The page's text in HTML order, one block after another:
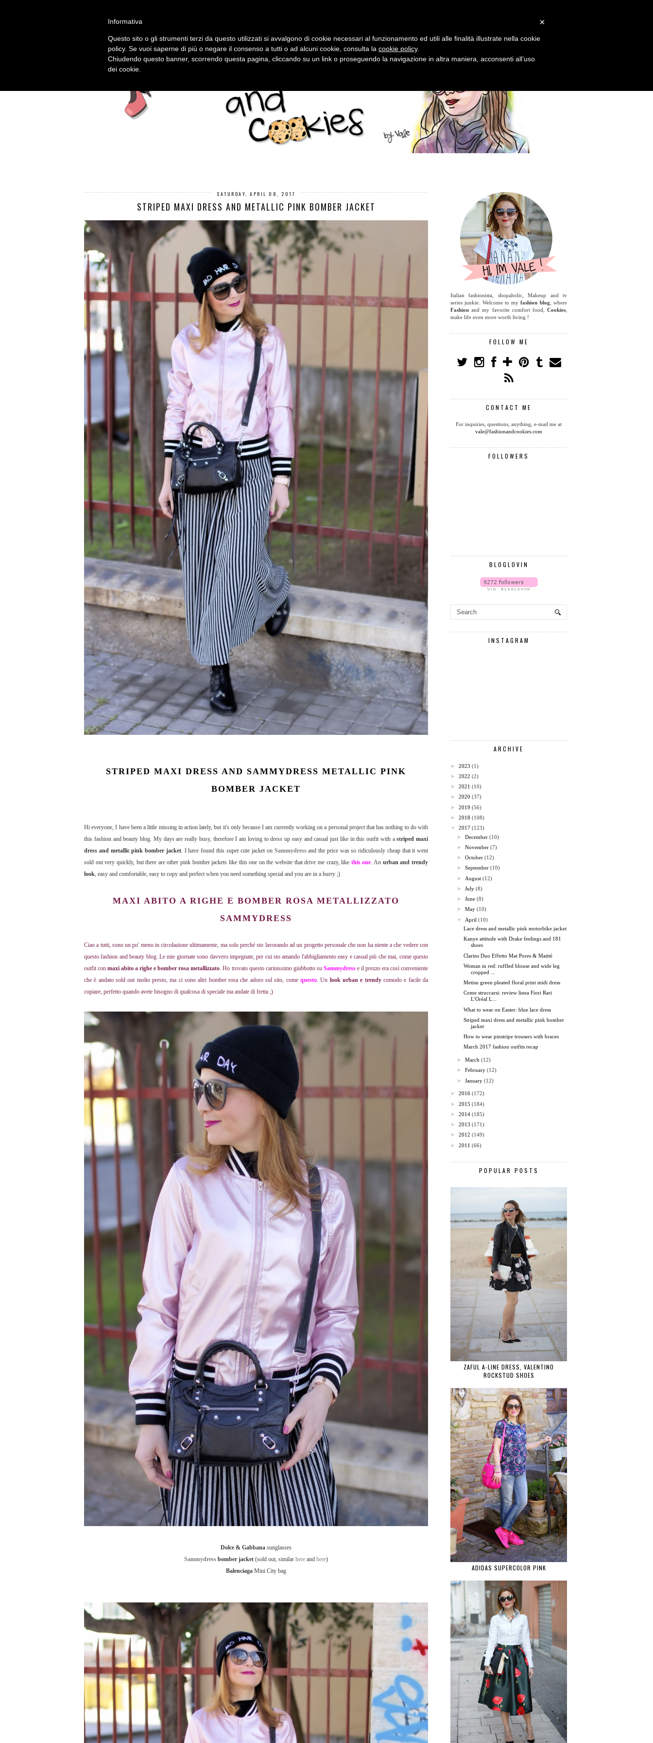
SATURDAY, APRIL 08, 2017
STRIPED MAXI DRESS AND METALLIC PINK BOMBER JACKET
STRIPED MAXI DRESS AND SAMMYDRESS METALLIC PINK
BOMBER JACKET
Hi everyone, I have been a little missing in action lately, but it's only because I am currently working on a personal project that has nothing to do with
this fashion and beauty blog. My days are really busy, therefore I am loving to dress up easy and casual just like in this outfit with astriped maxi
dress and metallic pink bomber jacket. I have found this super cute jacket on Sammydressand the price was so ridiculously cheap that it went
sold out very quickly, but there are other pink bomber jackets like this one on the website that drive me crazy, like this one. An urban and trendy
look, easy and comfortable, easy to copy and perfect when you need something special and you are in a hurry ;)
MAXI ABITO A RIGHE E BOMBER ROSA METALLIZZATO
SAMMYDRESS
Ciao a tutti, sono un po' meno in circolazione ultimamente, ma solo perché sto lavorando ad un progetto personale che non ha niente a che vedere con
questo fashion and beauty blog. Le mie giornate sono davvero impegnate, per cui sto amando l'abbigliamento easy e casual più che mai, come questo
outfit conmaxi abito a righe e bomber rosa metallizzato. Ho trovato questo carinissimo giubbotto su Sammydresse il prezzo era così conveniente
che è andato sold out molto presto, ma ci sono altri bomber rosa che adoro sul sito, come questo. Un look urban e trendycomodo e facile da
copiare, perfetto quando avete bisogno di qualcosa di speciale ma andate di fretta ;)
Dolce & Gabbana sunglasses
Sammydress bomber jacket (sold out, similar here and here)
Balenciaga Mini City bag
Italian fashionista, shopaholic, Makeup and tv
series junkie. Welcome to myfashion blog , where
Fashion and my favorite comfort food, Cookies
make life even more worth living !
FOLLOW ME
CONTACT ME
For inquiries, questions, anything, e-mail me at
vale@fashionandcookies.com
FOLLOWERS
BLOGLOVIN
INSTAGRAM
ARCHIVE
► 2023 (1)
► 2022 (2)
► 2021 (10)
► 2020 (37)
► 2019 (56)
► 2018 (108)
▼
2017 (123)
►December (10)
►November (7)
►October (12)
►September (10)
► August (12)
►July (8)
►June (8)
►May (10)
▼
April (10)
Lace dress and metallic pink motorbike jacket
Kanye attitude with Drake feelings and 181
shoes
Clarins Duo Effetto Mat Pores & Matité
Woman in red: ruffled blouse and wide leg
cropped ...
Metisu green pleated floral print midi dress
Come struccarsi: review linea Fiori Rari
L'Oréal L...
What to wear on Easter: blue lace dress
Striped maxi dress and metallic pink bomber
jacket
How to wear pinstripe trousers with braces
March 2017 fashion outfits recap
►March (12)
►February (12)
►January (12)
► 2016 (172)
► 2015 (184)
► 2014 (185)
► 2013 (171)
► 2012 (149)
► 2011 (66)
POPULAR POSTS
ZAFUL A-LINE DRESS, VALENTINO
ROCKSTUD SHOES
ADIDAS SUPERCOLOR PINK
×
Informativa
Questo sito o gli strumenti terzi da questo utilizzati si avvalgono di cookie necessari al funzionamento ed utili alle finalità illustrate nella cookie
policy. Se vuoi saperne di più o negare il consenso a tutti o ad alcuni cookie, consulta la cookie policy.
Chiudendo questo banner, scorrendo questa pagina, cliccando su un link o proseguendo la navigazione in altra maniera, acconsenti all’uso
dei cookie.